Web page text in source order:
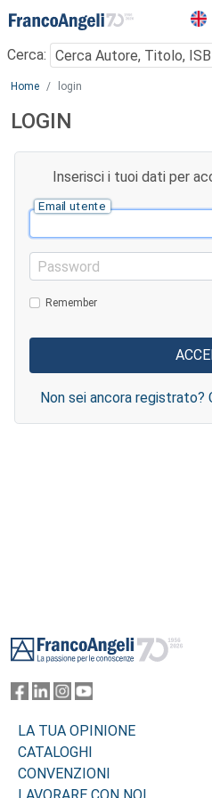
Menu
Cerca:
Main content
Home login
LOGIN
Inserisci i tuoi dati per
Email utente
Password
Remember
Non sei ancora registrato?
LA TUA OPINIONE
CATALOGHI
CONVENZIONI